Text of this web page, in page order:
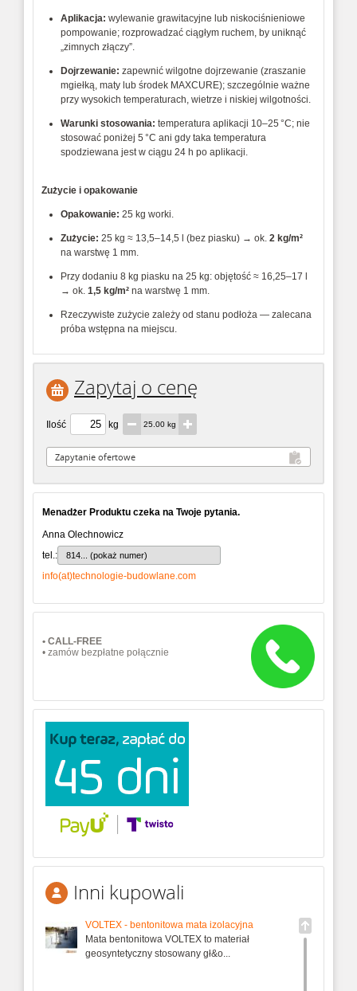
Aplikacja: wylewanie grawitacyjne lub
pompowanie; rozprowadzać ciągłym ruchem, by
„zimnych złączy”.
Dojrzewanie: zapewnić wilgotne dojrzewanie
mgiełką, maty lub środek MAXCURE); szczególnie
przy wysokich temperaturach, wietrze i niskiej wilgotności.
Warunki stosowania: temperatura aplikacji 10–25 °C;
stosować poniżej 5 °C ani gdy taka
spodziewana jest w ciągu 24 h po aplikacji.
Zużycie i opakowanie
Opakowanie: 25 kg worki.
Zużycie: 25 kg ≈ 13,5–14,5 (bez piasku) → ok. 2 kg/m²
na warstwę 1 mm.
Przy dodaniu 8 kg piasku na 25 kg: objętość ≈ 16,25–17
→ ok. 1,5 kg/m² na warstwę 1 mm.
Rzeczywiste zużycie zależy od stanu podłoża —
próba wstępna na miejscu.
Zapytaj o cenę
Ilość kg 25.00 kg
Menadżer Produktu czeka na Twoje pytania.
Anna Olechnowicz
tel.:
814... (pokaż numer)
info(at)technologie-budowlane.com
• CALL-FREE
• zamów bezpłatne połącznie
Inni kupowali
VOLTEX - bentonitowa mata izolacyjna
Mata bentonitowa VOLTEX to materiał
geosyntetyczny stosowany gł&o...